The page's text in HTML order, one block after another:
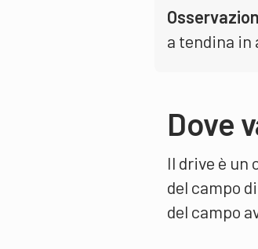
a tendina in
Dove
Il drive è un
del campo
del campo